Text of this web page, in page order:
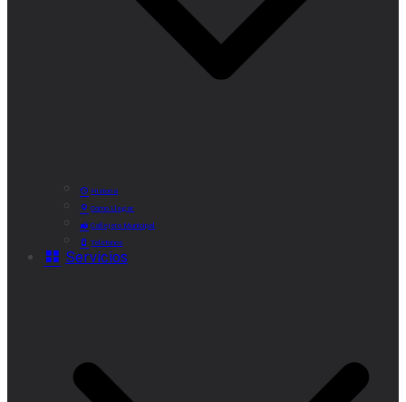
Historia
Cómo Llegar
Callejero Municipal
Teléfonos
Servicios